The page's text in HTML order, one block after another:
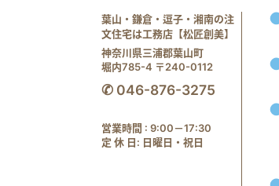
葉山・鎌倉・逗子・湘南の注
文住宅は工務店【松匠創美】
神奈川県三浦郡葉山町
堀内785-4 〒240-0112
✆ 046-876-3275
営業時間 : 9:00－17:30
定 休 日: 日曜日・祝日